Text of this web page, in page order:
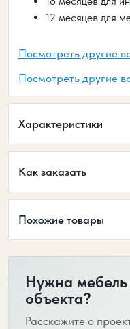
12 месяцев для
Посмотреть другие
Посмотреть другие
Характеристики
Как заказать
Похожие товары
Нужна
объекта?
Расскажите о